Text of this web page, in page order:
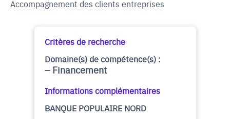
Accompagnement des clients entreprises
Critères de recherche
Domaine(s) de compétence(s) :
Financement
Informations complémentaires
BANQUE POPULAIRE NORD